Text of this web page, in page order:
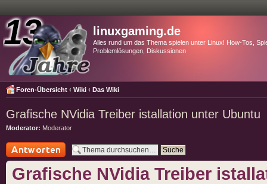
linuxgaming.de
Alles rund um das Thema spielen unter Linux! How-Tos,
Problemlösungen, Diskussionen
Foren-Übersicht ‹ Wiki ‹ Das Wiki
Grafische NVidia Treiber istallation unter Ubuntu
Moderator: Moderator
Antwort schreiben
Grafische NVidia Treiber